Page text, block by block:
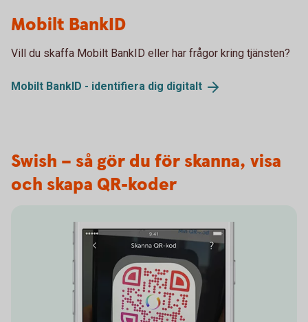
Mobilt BankID
Vill du skaffa Mobilt BankID eller har frågor kring tjänsten?
Mobilt BankID - identifiera dig digitalt
Swish – så gör du för skanna, visa
och skapa QR-koder